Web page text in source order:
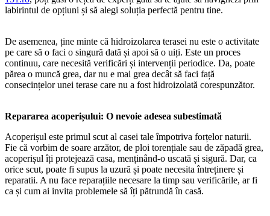
labirintul de opțiuni și să alegi soluția perfectă pentru tine.
De asemenea, ține minte că hidroizolarea terasei nu este o activitate
pe care să o faci o singură dată și apoi să o uiți. Este un proces
continuu, care necesită verificări și intervenții periodice. Da, poate
părea o muncă grea, dar nu e mai grea decât să faci față
consecințelor unei terase care nu a fost hidroizolată corespunzător.
Repararea acoperișului: O nevoie adesea subestimată
Acoperișul este primul scut al casei tale împotriva forțelor naturii.
Fie că vorbim de soare arzător, de ploi torențiale sau de zăpadă grea,
acoperișul îți protejează casa, menținând-o uscată și sigură. Dar, ca
orice scut, poate fi supus la uzură și poate necesita întreținere și
reparatii. A nu face reparațiile necesare la timp sau verificările, ar fi
ca și cum ai invita problemele să îți pătrundă în casă.